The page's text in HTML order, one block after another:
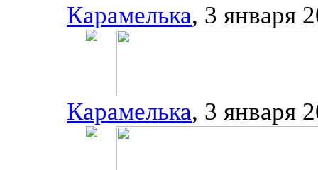
Карамелька, 3 января
Карамелька, 3 января